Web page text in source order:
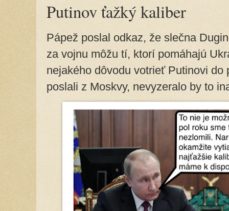
Putinov ťažký kaliber
Pápež poslal odkaz, že slečna
za vojnu môžu tí, ktorí pomáhajú
nejakého dôvodu votrieť Putinovi
poslali z Moskvy, nevyzeralo by to